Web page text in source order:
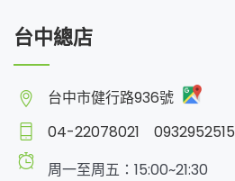
台中總店
台中市健行路936號
04-22078021
0932952515
周一至周五：15:00~21:30